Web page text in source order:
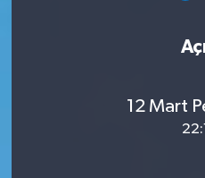
12 Mart